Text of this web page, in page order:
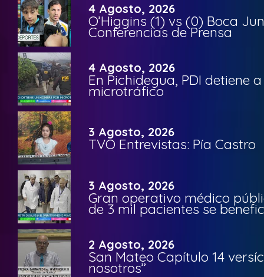
4 Agosto, 2026
O’Higgins (1) vs (0) Boca
Conferencias de Prensa
4 Agosto, 2026
En Pichidegua, PDI detiene
microtráfico
3 Agosto, 2026
TVO Entrevistas: Pía Castro
3 Agosto, 2026
Gran operativo médico
de 3 mil pacientes se
2 Agosto, 2026
San Mateo Capítulo 14
nosotros”